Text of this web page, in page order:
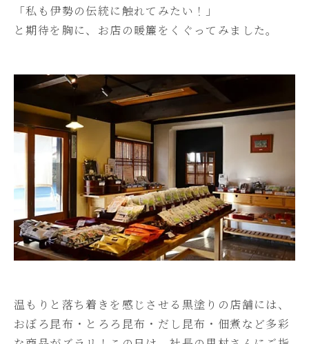
「私も伊勢の伝統に触れてみたい！」
と期待を胸に、お店の暖簾をくぐってみました。
温もりと落ち着きを感じさせる黒塗りの店舗には、
おぼろ昆布・とろろ昆布・だし昆布・佃煮など多彩